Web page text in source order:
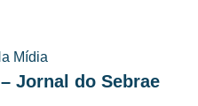
Mídia
Jornal do Sebrae